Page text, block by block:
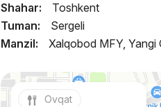
Shahar:
Toshkent
Tuman:
Sergeli
Manzil:
Xalqobod MFY,
Ovqat